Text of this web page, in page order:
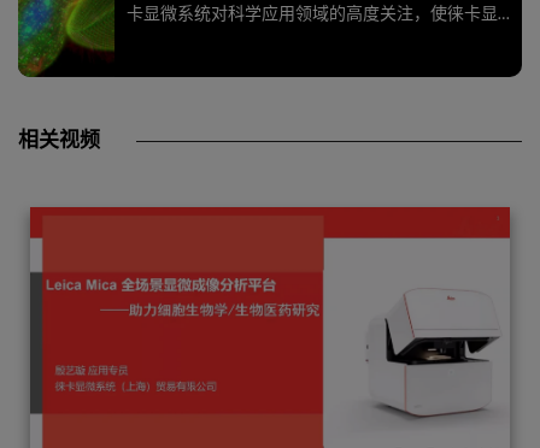
卡显微系统对科学应用领域的高度关注，使徕卡显
相关视频